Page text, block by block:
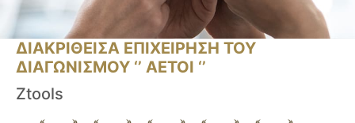
ΔΙΑΚΡΙΘΕΙΣΑ ΕΠΙΧΕΙΡΗΣΗ ΤΟΥ
ΔΙΑΓΩΝΙΣΜΟΥ ‘’ ΑΕΤΟΙ ‘’
Ztools